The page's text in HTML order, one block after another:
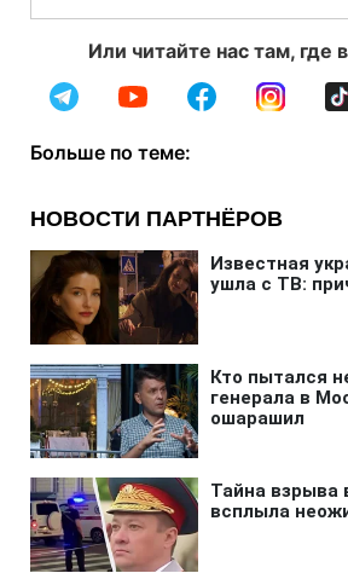
Или читайте нас там, где
Больше по теме: